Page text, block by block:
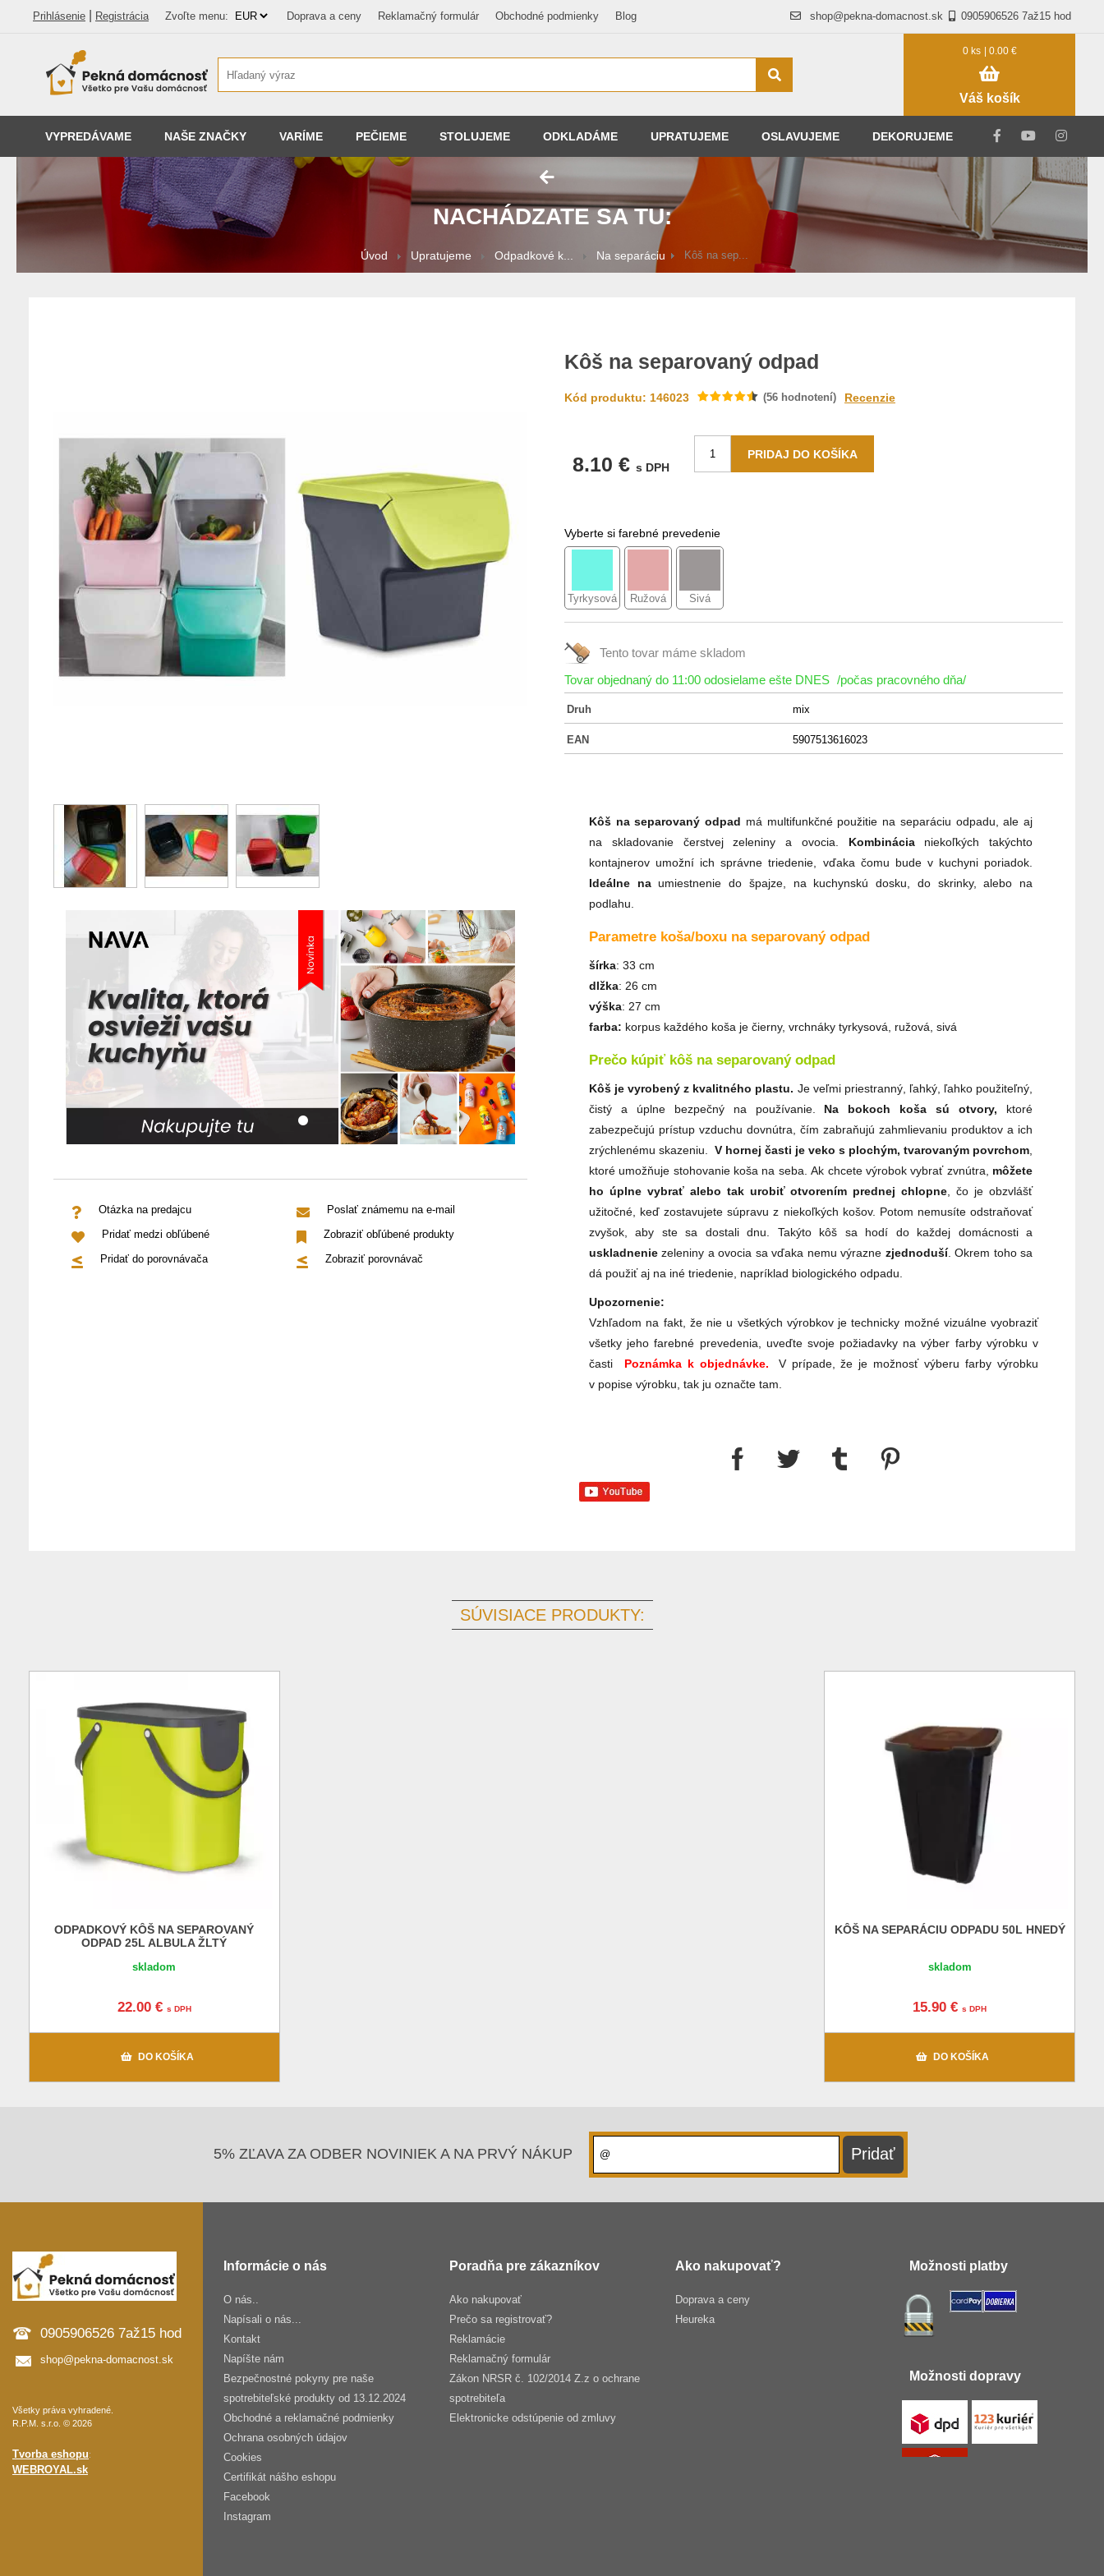
Prihlásenie Registrácia Zvoľte menu: Doprava a ceny Reklamačný formulár Obchodné podmienky Blog 0905906526 7až15 hod
shop@pekna-domacnost.sk
0 ks | 0.00 €
Váš košík
VYPREDÁVAME NAŠE ZNAČKY VARÍME PEČIEME STOLUJEME ODKLADÁME UPRATUJEME OSLAVUJEME DEKORUJEME
NACHÁDZATE SA TU:
Úvod Upratujeme Odpadkové k... Na separáciu Kôš na sep...
Otázka na predajcu
Poslať známemu na e-mail
Pridať medzi obľúbené
Zobraziť obľúbené produkty
Pridať do porovnávača
Zobraziť porovnávač
Kôš na separovaný odpad
Kód produktu: 146023 (56 hodnotení) Recenzie
8.10 € s DPH
Vyberte si farebné prevedenie
Tyrkysová Ružová Sivá
Tento tovar máme skladom
Tovar objednaný do 11:00 odosielame ešte DNES /počas pracovného dňa/
Druh mix
EAN 5907513616023
Kôš na separovaný odpad má multifunkčné použitie na separáciu odpadu, ale aj
na skladovanie čerstvej zeleniny a ovocia. Kombinácianiekoľkých takýchto
kontajnerov umožní ich správne triedenie, vďaka čomu bude v kuchyni poriadok.
Ideálne naumiestnenie do špajze, na kuchynskú dosku, do skrinky, alebo na
podlahu.
Parametre koša/boxu na separovaný odpad
šírka: 33 cm
dlžka: 26 cm
výška: 27 cm
farba: korpus každého koša je čierny, vrchnáky tyrkysová, ružová, sivá
Prečo kúpiť kôš na separovaný odpad
Kôš je vyrobený z kvalitného plastu. Je veľmi priestranný, ľahký, ľahko použiteľný,
čistý a úplne bezpečný na používanie. Na bokoch koša sú otvory, ktoré
zabezpečujú prístup vzduchu dovnútra, čím zabraňujú zahmlievaniu produktov a ich
zrýchlenému skazeniu.
V hornej časti je veko s plochým, tvarovaným povrchom
ktoré umožňuje stohovanie koša na seba. Ak chcete výrobok vybrať zvnútra, môžete
ho úplne vybrať alebo tak urobiť otvorením prednej chlopne , čo je obzvlášť
užitočné, keď zostavujete súpravu z niekoľkých košov. Potom nemusíte odstraňovať
zvyšok, aby ste sa dostali dnu. Takýto kôš sa hodí do každej domácnosti a
uskladnenie zeleniny a ovocia sa vďaka nemu výrazne zjednoduší. Okrem toho sa
dá použiť aj na iné triedenie, napríklad biologického odpadu.
Upozornenie:
Vzhľadom na fakt, že nie u všetkých výrobkov je technicky možné vizuálne vyobraziť
všetky jeho farebné prevedenia, uveďte svoje požiadavky na výber farby výrobku v
časti Poznámka k objednávke.
V prípade, že je možnosť výberu farby výrobku
v popise výrobku, tak ju označte tam.
SÚVISIACE PRODUKTY:
ODPADKOVÝ KÔŠ NA SEPAROVANÝ
ODPAD 25L ALBULA ŽLTÝ
skladom
22.00 € s DPH
DO KOŠÍKA
KÔŠ NA SEPARÁCIU ODPADU 50L HNEDÝ
skladom
15.90 €s DPH
DO KOŠÍKA
5% ZĽAVA ZA ODBER NOVINIEK A NA PRVÝ NÁKUP
0905906526 7až15 hod
shop@pekna-domacnost.sk
Všetky práva vyhradené.
R.P.M. s.r.o. © 2026
Tvorba eshopu:
WEBROYAL.sk
Informácie o nás
O nás..
Napísali o nás...
Kontakt
Napíšte nám
Bezpečnostné pokyny pre naše
spotrebiteľské produkty od 13.12.2024
Obchodné a reklamačné podmienky
Ochrana osobných údajov
Cookies
Certifikát nášho eshopu
Facebook
Instagram
Poradňa pre zákazníkov
Ako nakupovať
Prečo sa registrovať?
Reklamácie
Reklamačný formulár
Zákon NRSR č. 102/2014 Z.z o ochrane
spotrebiteľa
Elektronicke odstúpenie od zmluvy
Ako nakupovať?
Doprava a ceny
Heureka
Možnosti platby
Možnosti dopravy